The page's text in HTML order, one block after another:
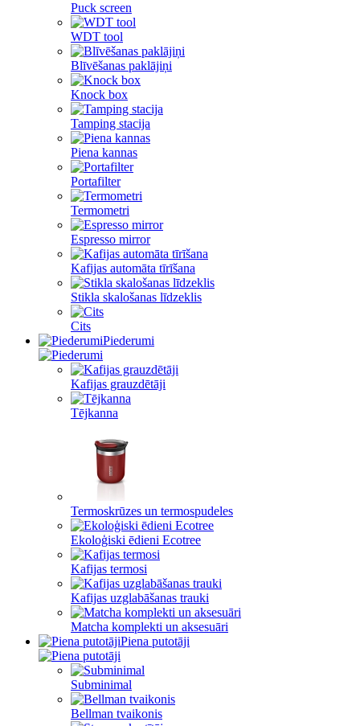
Puck screen
WDT tool
Blīvēšanas paklājiņi
Knock box
Tamping stacija
Piena kannas
Portafilter
Termometri
Espresso mirror
Kafijas automāta tīrīšana
Stikla skalošanas līdzeklis
Cits
Piederumi
Kafijas grauzdētāji
Tējkanna
Termoskrūzes un termospudeles
Ekoloģiski ēdieni Ecotree
Kafijas termosi
Kafijas uzglabāšanas trauki
Matcha komplekti un aksesuāri
Piena putotāji
Subminimal
Bellman tvaikonis